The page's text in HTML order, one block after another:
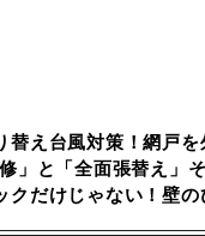
替え台風対策！網戸を
」と「全面張替え」
クだけじゃない！壁